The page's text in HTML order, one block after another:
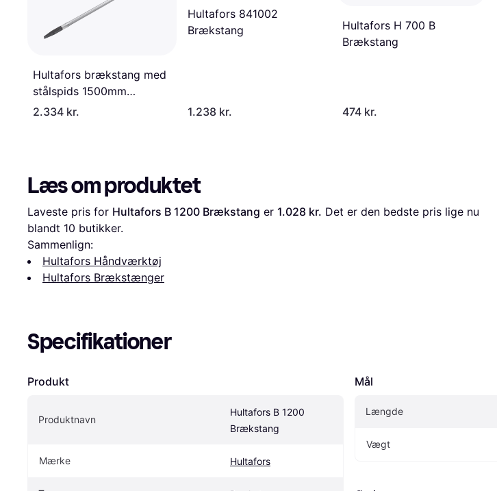
Hultafors brækstang med
stålspids 1500mm
Brækstang
2.334 kr.
Hultafors 841002
Brækstang
1.238 kr.
Hultafors H 700 B
Brækstang
474 kr.
Læs om produktet
Laveste pris for Hultafors B 1200 Brækstang er 1.028 kr. Det er den bedste pris lige nu
blandt 10 butikker.
Sammenlign:
Hultafors Håndværktøj
Hultafors Brækstænger
Specifikationer
Produkt
Produktnavn
Hultafors B 1200
Brækstang
Mærke Hultafors
Mål
Længde
Vægt